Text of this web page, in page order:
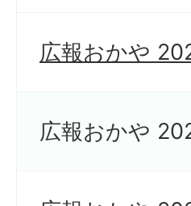
広報おかや
広報おかや